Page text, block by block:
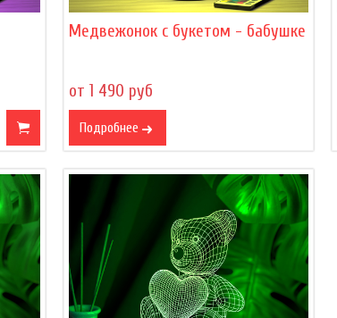
Медвежонок с букетом - бабушке
от 1 490 руб
Подробнее